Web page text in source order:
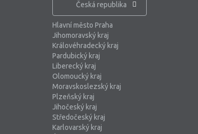
Česká republika
Hlavní město Praha
Jihomoravský kraj
Královéhradecký kraj
Pardubický kraj
Liberecký kraj
Olomoucký kraj
Moravskoslezský kraj
Plzeňský kraj
Jihočeský kraj
Středočeský kraj
Karlovarský kraj